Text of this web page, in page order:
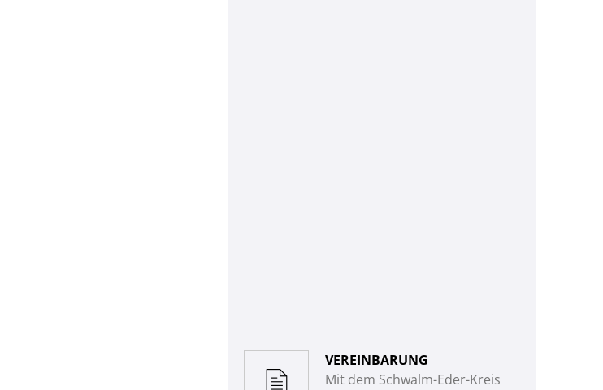
VEREINBARUNG
Mit dem Schwalm-Eder-Kreis